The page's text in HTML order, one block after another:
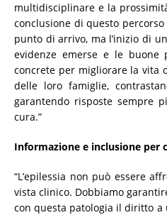
multidisciplinare e la
conclusione di questo
punto di arrivo, ma l’inizio di
evidenze emerse e le buone
concrete per migliorare la vita
delle loro famiglie,
garantendo risposte sempre
cura.”
Informazione e inclusione per
“L’epilessia non può essere
vista clinico. Dobbiamo
con questa patologia il diritto a